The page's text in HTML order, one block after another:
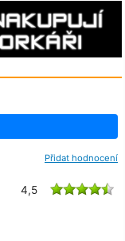
Přidat hodnocení
4,5